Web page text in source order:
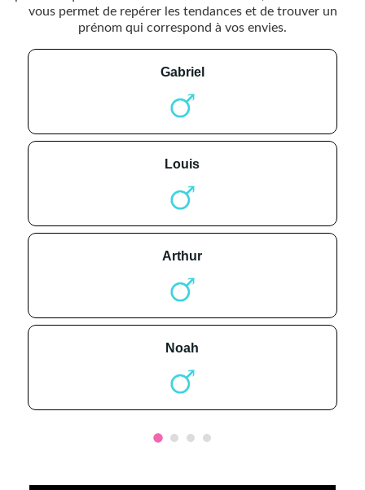
vous permet de repérer les tendances et de trouver un
prénom qui correspond à vos envies.
gabriel
louis
arthur
noah